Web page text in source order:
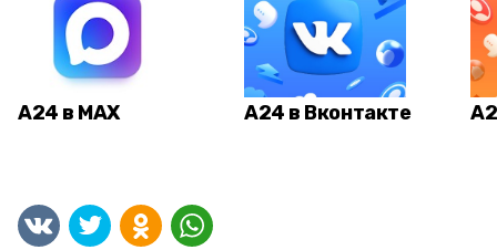
А24 в MAX А24 в Вконтакте